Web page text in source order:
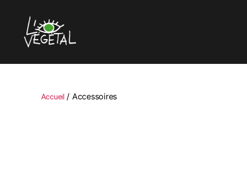
Accueil / Accessoires